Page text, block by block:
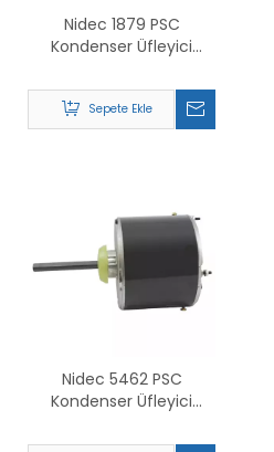
Nidec 1879 PSC
Kondenser Üfleyici
Sepete Ekle
Nidec 5462 PSC
Kondenser Üfleyici